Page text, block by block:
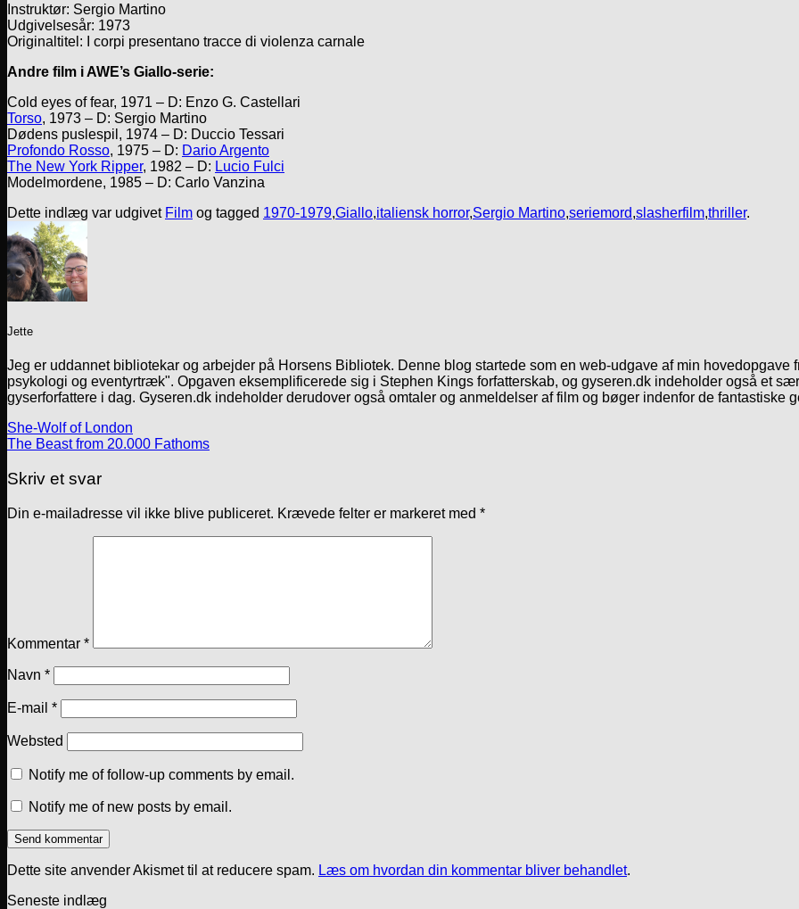
Instruktør: Sergio Martino
Udgivelsesår: 1973
Originaltitel: I corpi presentano tracce di violenza carnale
Andre film i AWE’s Giallo-serie:
Cold eyes of fear, 1971 – D: Enzo G. Castellari
Torso, 1973 – D: Sergio Martino
Dødens puslespil, 1974 – D: Duccio Tessari
Profondo Rosso, 1975 – D: Dario Argento
The New York Ripper, 1982 – D: Lucio Fulci
Modelmordene, 1985 – D: Carlo Vanzina
Dette indlæg var udgivet Film og tagged 1970-1979,Giallo,italiensk horror,Sergio Martino,seriemord,slasherfilm,thriller.
Jette
Jeg er uddannet bibliotekar og arbejder på Horsens Bibliotek. Denne blog startede som en web-udgave af min hovedopgave
psykologi og eventyrtræk". Opgaven eksemplificerede sig i Stephen Kings forfatterskab, og gyseren.dk indeholder også et
gyserforfattere i dag. Gyseren.dk indeholder derudover også omtaler og anmeldelser af film og bøger indenfor de fantastiske
She-Wolf of London
The Beast from 20.000 Fathoms
Skriv et svar
Din e-mailadresse vil ikke blive publiceret. Krævede felter er markeret med *
Kommentar *
Navn *
E-mail *
Websted
Notify me of follow-up comments by email.
Notify me of new posts by email.
Dette site anvender Akismet til at reducere spam. Læs om hvordan din kommentar bliver behandlet.
Seneste indlæg